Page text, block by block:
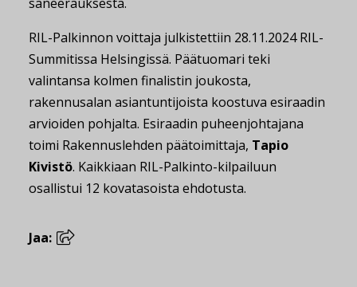
RIL-Palkinnon voittaja julkistettiin 28.11.2024 RIL-
Summitissa Helsingissä. Päätuomari teki
valintansa kolmen finalistin joukosta,
rakennusalan asiantuntijoista koostuva esiraadin
arvioiden pohjalta. Esiraadin puheenjohtajana
toimi Rakennuslehden päätoimittaja, Tapio
Kivistö. Kaikkiaan RIL-Palkinto-kilpailuun
osallistui 12 kovatasoista ehdotusta.
Jaa: